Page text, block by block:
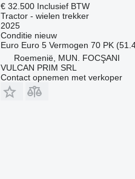
€ 32.500 Inclusief BTW
Tractor - wielen trekker
2025
Conditienieuw
Euro Euro 5 Vermogen 70 PK
Roemenië, MUN. FOCŞANI
VULCAN PRIM SRL
Contact opnemen met verkoper